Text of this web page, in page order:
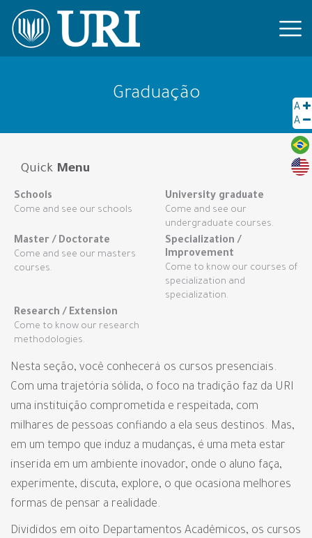
A
A
Graduação
Quick Menu
Schools
Come and see our schools
University graduate
Come and see our
undergraduate courses.
Master / Doctorate
Come and see our masters
courses.
Specialization /
Improvement
Come to know our courses of
specialization and
specialization.
Research / Extension
Come to know our research
methodologies.
Nesta seção, você conhecerá os cursos presenciais.
Com uma trajetória sólida, o foco na tradição faz da URI
uma instituição comprometida e respeitada, com
milhares de pessoas confiando a ela seus destinos. Mas,
em um tempo que induz a mudanças, é uma meta estar
inserida em um ambiente inovador, onde o aluno faça,
experimente, discuta, explore, o que ocasiona melhores
formas de pensar a realidade.
Divididos em oito Departamentos Acadêmicos, os cursos